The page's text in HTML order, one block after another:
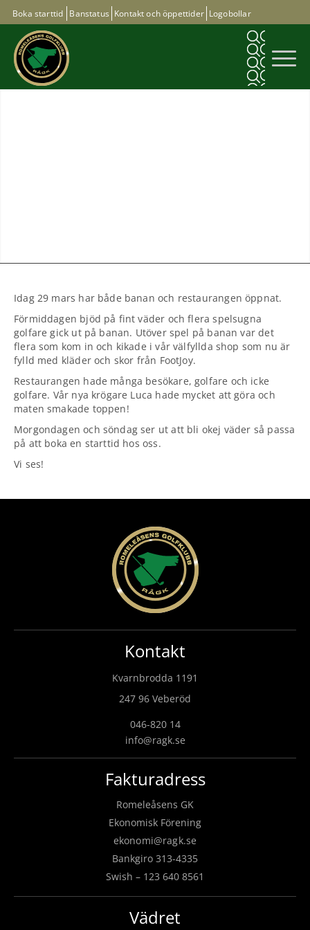
Boka starttid Banstatus Kontakt och öppettider Logobollar
Idag 29 mars har både banan och restaurangen öppnat.
Förmiddagen bjöd på fint väder och flera spelsugna
golfare gick ut på banan. Utöver spel på banan var det
flera som kom in och kikade i vår välfyllda shop som nu är
fylld med kläder och skor från FootJoy.
Restaurangen hade många besökare, golfare och icke
golfare. Vår nya krögare Luca hade mycket att göra och
maten smakade toppen!
Morgondagen och söndag ser ut att bli okej väder så passa
på att boka en starttid hos oss.
Vi ses!
Kontakt
Kvarnbrodda 1191
247 96 Veberöd
046-820 14
info@ragk.se
Fakturadress
Romeleåsens GK
Ekonomisk Förening
ekonomi@ragk.se
Bankgiro 313-4335
Swish – 123 640 8561
Vädret